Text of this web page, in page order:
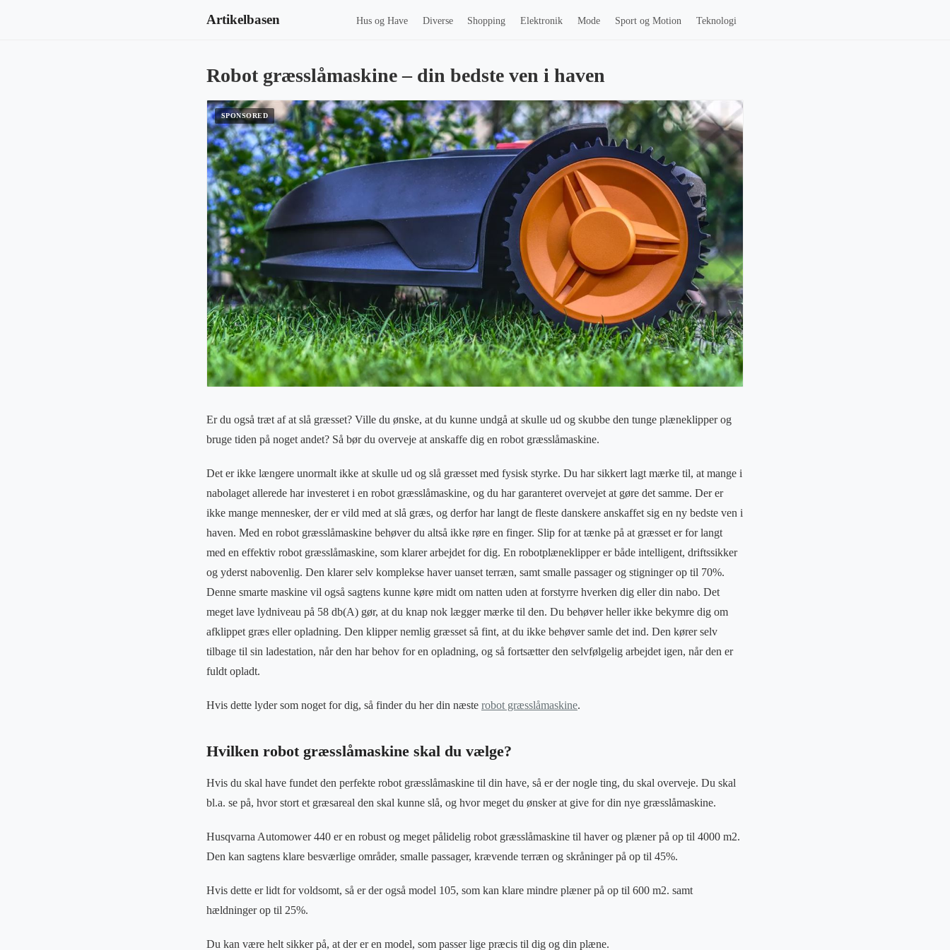
Artikelbasen Hus og Have Diverse Shopping Elektronik Mode Sport og Motion Teknologi
Robot græsslåmaskine – din bedste ven i haven
Er du også træt af at slå græsset? Ville du ønske, at du kunne undgå at skulle ud og skubbe den tunge plæneklipper og
bruge tiden på noget andet? Så bør du overveje at anskaffe dig en robot græsslåmaskine.
Det er ikke længere unormalt ikke at skulle ud og slå græsset med fysisk styrke. Du har sikkert lagt mærke til, at mange i
nabolaget allerede har investeret i en robot græsslåmaskine, og du har garanteret overvejet at gøre det samme. Der er
ikke mange mennesker, der er vild med at slå græs, og derfor har langt de fleste danskere anskaffet sig en ny bedste ven i
haven. Med en robot græsslåmaskine behøver du altså ikke røre en finger. Slip for at tænke på at græsset er for langt
med en effektiv robot græsslåmaskine, som klarer arbejdet for dig. En robotplæneklipper er både intelligent, driftssikker
og yderst nabovenlig. Den klarer selv komplekse haver uanset terræn, samt smalle passager og stigninger op til 70%.
Denne smarte maskine vil også sagtens kunne køre midt om natten uden at forstyrre hverken dig eller din nabo. Det
meget lave lydniveau på 58 db(A) gør, at du knap nok lægger mærke til den. Du behøver heller ikke bekymre dig om
afklippet græs eller opladning. Den klipper nemlig græsset så fint, at du ikke behøver samle det ind. Den kører selv
tilbage til sin ladestation, når den har behov for en opladning, og så fortsætter den selvfølgelig arbejdet igen, når den er
fuldt opladt.
Hvis dette lyder som noget for dig, så finder du her din næste robot græsslåmaskine.
Hvilken robot græsslåmaskine skal du vælge?
Hvis du skal have fundet den perfekte robot græsslåmaskine til din have, så er der nogle ting, du skal overveje. Du skal
bl.a. se på, hvor stort et græsareal den skal kunne slå, og hvor meget du ønsker at give for din nye græsslåmaskine.
Husqvarna Automower 440 er en robust og meget pålidelig robot græsslåmaskine til haver og plæner på op til 4000 m2.
Den kan sagtens klare besværlige områder, smalle passager, krævende terræn og skråninger på op til 45%.
Hvis dette er lidt for voldsomt, så er der også model 105, som kan klare mindre plæner på op til 600 m2. samt
hældninger op til 25%.
Du kan være helt sikker på, at der er en model, som passer lige præcis til dig og din plæne.